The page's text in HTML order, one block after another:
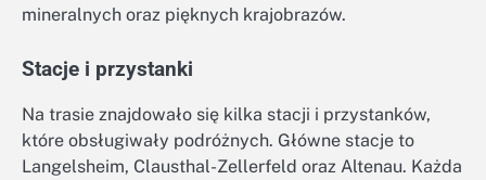
mineralnych oraz pięknych krajobrazów.
Stacje i przystanki
Na trasie znajdowało się kilka stacji i przystanków,
które obsługiwały podróżnych. Główne stacje to
Langelsheim, Clausthal-Zellerfeld oraz Altenau. Każda